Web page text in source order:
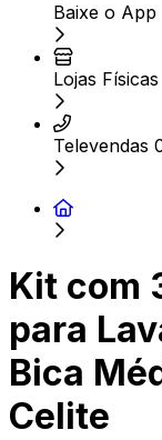
Baixe o App
Lojas Físicas
Televendas
Kit com
para
Bica
Celite